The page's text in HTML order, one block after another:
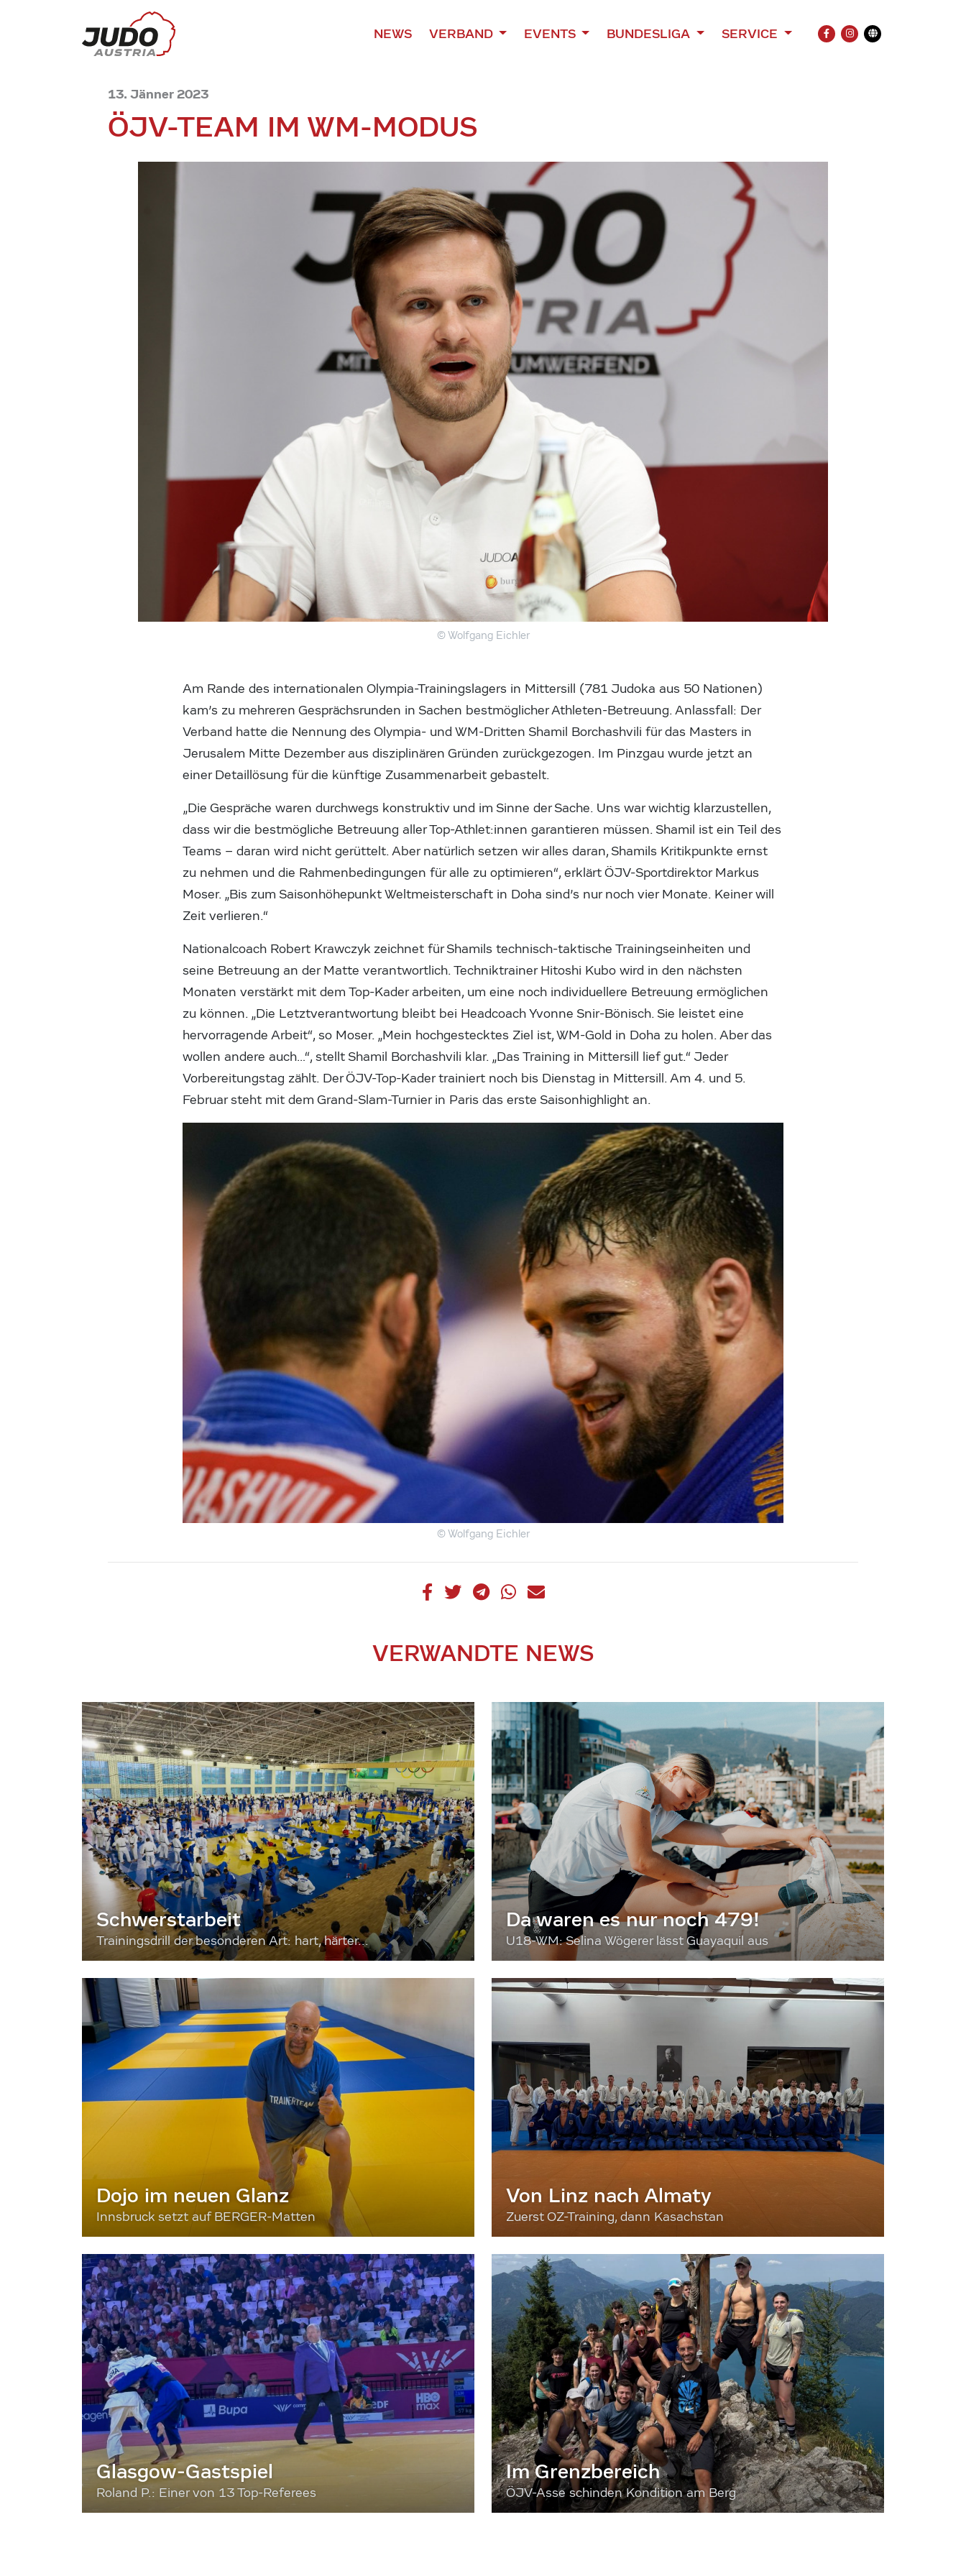
NEWS VERBAND EVENTS BUNDESLIGA SERVICE
FACEBOOK
INSTAGRAM
Übersetzung
13. Jänner 2023
ÖJV-TEAM IM WM-MODUS
© Wolfgang Eichler
Am Rande des internationalen Olympia-Trainingslagers in Mittersill (781 Judoka aus 50 Nationen)
kam’s zu mehreren Gesprächsrunden in Sachen bestmöglicher Athleten-Betreuung. Anlassfall: Der
Verband hatte die Nennung des Olympia- und WM-Dritten Shamil Borchashvili für das Masters in
Jerusalem Mitte Dezember aus disziplinären Gründen zurückgezogen. Im Pinzgau wurde jetzt an
einer Detaillösung für die künftige Zusammenarbeit gebastelt.
„Die Gespräche waren durchwegs konstruktiv und im Sinne der Sache. Uns war wichtig klarzustellen,
dass wir die bestmögliche Betreuung aller Top-Athlet:innen garantieren müssen. Shamil ist ein Teil des
Teams – daran wird nicht gerüttelt. Aber natürlich setzen wir alles daran, Shamils Kritikpunkte ernst
zu nehmen und die Rahmenbedingungen für alle zu optimieren“, erklärt ÖJV-Sportdirektor Markus
Moser. „Bis zum Saisonhöhepunkt Weltmeisterschaft in Doha sind’s nur noch vier Monate. Keiner will
Zeit verlieren.“
Nationalcoach Robert Krawczyk zeichnet für Shamils technisch-taktische Trainingseinheiten und
seine Betreuung an der Matte verantwortlich. Techniktrainer Hitoshi Kubo wird in den nächsten
Monaten verstärkt mit dem Top-Kader arbeiten, um eine noch individuellere Betreuung ermöglichen
zu können. „Die Letztverantwortung bleibt bei Headcoach Yvonne Snir-Bönisch. Sie leistet eine
hervorragende Arbeit“, so Moser. „Mein hochgestecktes Ziel ist, WM-Gold in Doha zu holen. Aber das
wollen andere auch…“, stellt Shamil Borchashvili klar. „Das Training in Mittersill lief gut.“ Jeder
Vorbereitungstag zählt. Der ÖJV-Top-Kader trainiert noch bis Dienstag in Mittersill. Am 4. und 5.
Februar steht mit dem Grand-Slam-Turnier in Paris das erste Saisonhighlight an.
© Wolfgang Eichler
VERWANDTE NEWS
Schwerstarbeit
Trainingsdrill der besonderen Art: hart, härter...
Da waren es nur noch 479!
U18-WM: Selina Wögerer lässt Guayaquil aus
Dojo im neuen Glanz
Innsbruck setzt auf BERGER-Matten
Von Linz nach Almaty
Zuerst OZ-Training, dann Kasachstan
Glasgow-Gastspiel
Roland P.: Einer von 13 Top-Referees
Im Grenzbereich
ÖJV-Asse schinden Kondition am Berg